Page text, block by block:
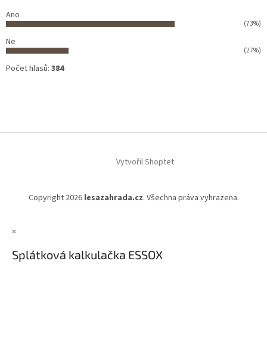
Ano
(73%)
Ne
(27%)
Počet hlasů: 384
Vytvořil Shoptet
Copyright 2026 lesazahrada.cz. Všechna práva vyhrazena.
×
Splátková kalkulačka ESSOX